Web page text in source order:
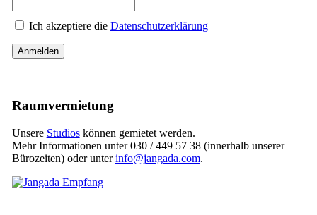
Ich akzeptiere die Datenschutzerklärung
Raumvermietung
Unsere Studioskönnen gemietet werden.
Mehr Informationen unter 030 / 449 57 38 (innerhalb unserer
Bürozeiten) oder unterinfo@jangada.com.